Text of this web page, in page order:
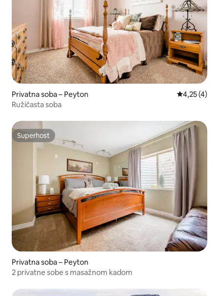
Privatna soba – Peyton Prosječna
4,25 (4)
Ružičasta soba
Superhost
Superhost
Privatna soba – Peyton
2 privatne sobe s masažnom kadom